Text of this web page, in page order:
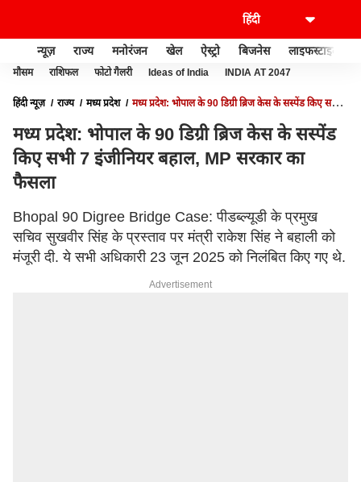
न्यूज़ राज्य मनोरंजन खेल ऐस्ट्रो बिजनेस लाइफस्टाइल
मौसम राशिफल फोटो गैलरी Ideas of India INDIA AT 2047
हिंदी न्यूज़ राज्य मध्य प्रदेश
मध्य प्रदेश: भोपाल के 90 डिग्री ब्रिज केस के सस्पेंड किए सभी 7
मध्य प्रदेश: भोपाल के 90 डिग्री ब्रिज केस के सस्पेंड
किए सभी 7 इंजीनियर बहाल, MP सरकार का
फैसला
Bhopal 90 Digree Bridge Case: पीडब्ल्यूडी के प्रमुख
सचिव सुखवीर सिंह के प्रस्ताव पर मंत्री राकेश सिंह ने बहाली को
मंजूरी दी. ये सभी अधिकारी 23 जून 2025 को निलंबित किए गए थे.
Advertisement